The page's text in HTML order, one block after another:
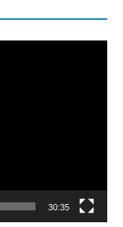
30:35